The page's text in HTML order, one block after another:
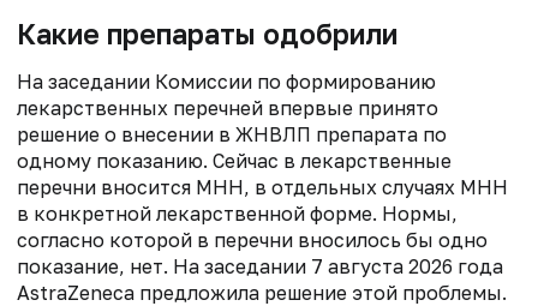
Какие препараты одобрили
На заседании Комиссии по формированию
лекарственных перечней впервые принято
решение о внесении в ЖНВЛП препарата по
одному показанию. Сейчас в лекарственные
перечни вносится МНН, в отдельных случаях МНН
в конкретной лекарственной форме. Нормы,
согласно которой в перечни вносилось бы одно
показание, нет. На заседании 7 августа 2026 года
AstraZeneca предложила решение этой проблемы.